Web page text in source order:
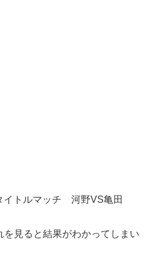
イトルマッチ 河野VS亀田
見ると結果がわかってしまい